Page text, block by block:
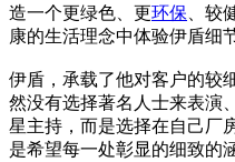
造一个更绿色、更环保 、较
康的生活理念中体验伊盾细
伊盾，承载了他对客户的较
然没有选择著名人士来表演
星主持，而是选择在自己厂
是希望每一处彰显的细致的